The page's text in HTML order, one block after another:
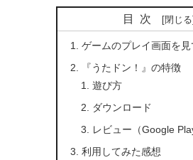
目次
ゲームのプレイ画面を見
『うたドン！』の特徴
遊び方
ダウンロード
レビュー（Google
利用してみた感想